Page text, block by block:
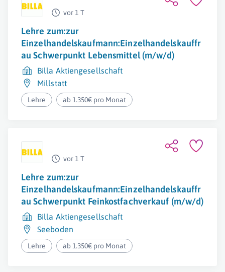
vor 1 T
Lehre zum:zur
Einzelhandelskaufmann:Einzelhandelskauffr
au Schwerpunkt Lebensmittel (m/w/d)
Billa Aktiengesellschaft
Millstatt
Lehre ab 1.350€ pro Monat
vor 1 T
Lehre zum:zur
Einzelhandelskaufmann:Einzelhandelskauffr
au Schwerpunkt Feinkostfachverkauf (m/w/d)
Billa Aktiengesellschaft
Seeboden
Lehre ab 1.350€ pro Monat